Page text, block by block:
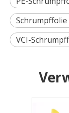
VCI-